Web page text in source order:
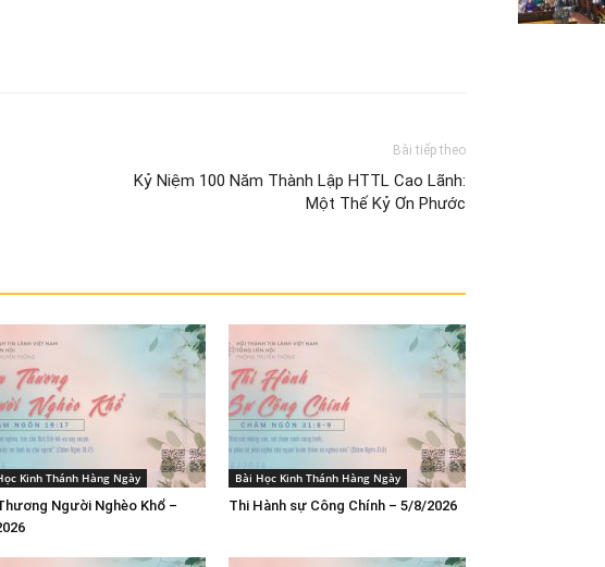
Bài tiếp theo
Kỷ Niệm 100 Năm Thành Lập HTTL Cao Lãnh:
Một Thế Kỷ Ơn Phước
Kinh Thánh Hàng Ngày
Người Nghèo Khổ –
Bài Học Kinh Thánh Hàng Ngày
Thi Hành sự Công Chính – 5/8/2026